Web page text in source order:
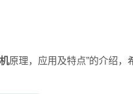
原理，应用及特点”的介绍，